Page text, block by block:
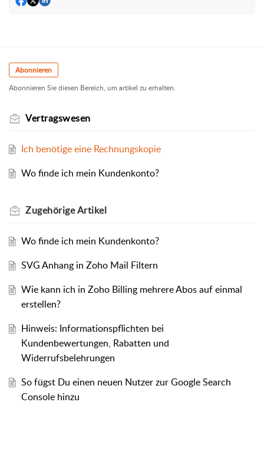
Abonnieren
Abonnieren Sie diesen Bereich, um artikel zu erhalten.
Vertragswesen
Ich benötige eine Rechnungskopie
Wo finde ich mein Kundenkonto?
ZugehörigeArtikel
Wo finde ich mein Kundenkonto?
SVG Anhang in Zoho Mail Filtern
Wie kann ich in Zoho Billing mehrere Abos auf einmal
erstellen?
Hinweis: Informationspflichten bei
Kundenbewertungen, Rabatten und
Widerrufsbelehrungen
So fügst Du einen neuen Nutzer zur Google Search
Console hinzu